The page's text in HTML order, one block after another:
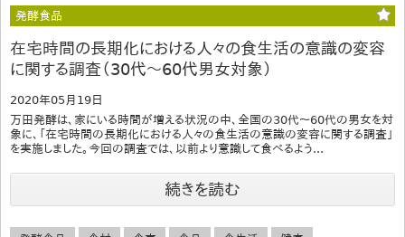
発酵食品
在宅時間の長期化における人々の食生活の意識の変容
に関する調査（30代～60代男女対象）
2020年05月19日
万田発酵は、家にいる時間が増える状況の中、全国の30代～60代の男女を対
象に、「在宅時間の長期化における人々の食生活の意識の変容に関する調査」
を実施しました。今回の調査では、以前より意識して食べるよう...
続きを読む